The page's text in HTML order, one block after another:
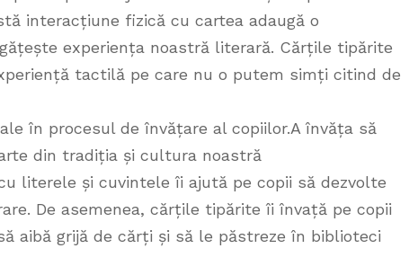
interacțiune fizică cu cartea adaugă o
experiența noastră literară. Cărțile tipărite
tactilă pe care nu o putem simți citind de
în procesul de învățare al copiilor.A învăța să
din tradiția și cultura noastră
literele și cuvintele îi ajută pe copii să dezvolte
De asemenea, cărțile tipărite îi învață pe copii
aibă grijă de cărți și să le păstreze în biblioteci